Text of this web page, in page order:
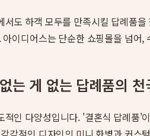
도 하객 모두를 만족시킬 답례품
이디어스는 단순한 쇼핑몰을 넘
는 게 없는 답례품의 천
인 다양성입니다. '결혼식 답례품